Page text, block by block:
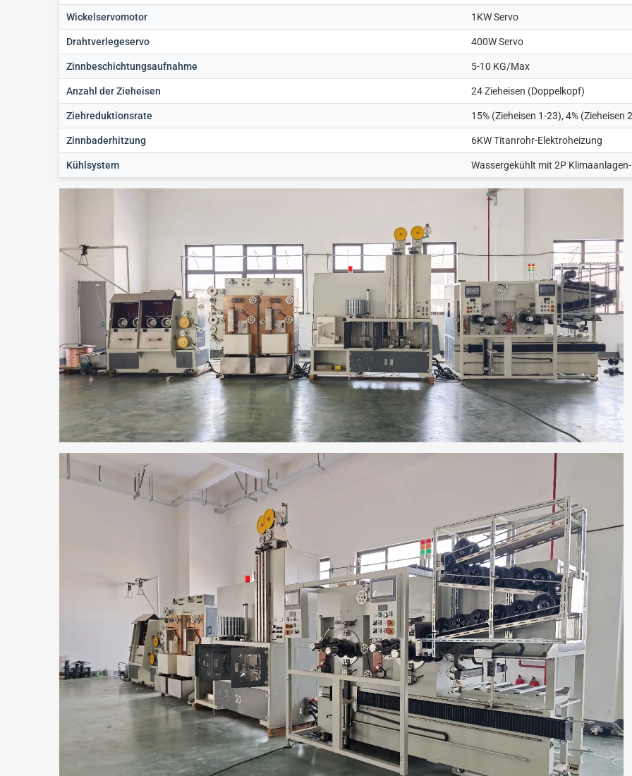
Wickelservomotor 1KW Servo
Drahtverlegeservo 400W Servo
Zinnbeschichtungsaufnahme 5-10 KG/Max
Anzahl der Zieheisen 24 Zieheisen (Doppelkopf)
Ziehreduktionsrate 15% (Zieheisen 1-23), 4% (Zieheisen
Zinnbaderhitzung 6KW Titanrohr-Elektroheizung
Kühlsystem Wassergekühlt mit 2P